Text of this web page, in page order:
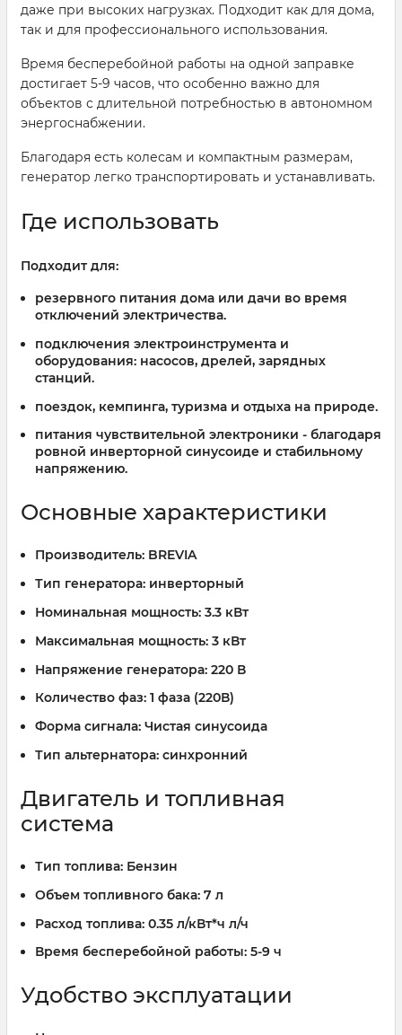
даже при высоких нагрузках. Подходит как для дома,
так и для профессионального использования.
Время бесперебойной работы на одной заправке
достигает 5-9 часов, что особенно важно для
объектов с длительной потребностью в автономном
энергоснабжении.
Благодаря есть колесам и компактным размерам,
генератор легко транспортировать и устанавливать.
Где использовать
Подходит для:
резервного питания дома или дачи во время
отключений электричества.
подключения электроинструмента и
оборудования: насосов, дрелей, зарядных
станций.
поездок, кемпинга, туризма и отдыха на природе.
питания чувствительной электроники - благодаря
ровной инверторной синусоиде и стабильному
напряжению.
Основные характеристики
Производитель: BREVIA
Тип генератора: инверторный
Номинальная мощность: 3.3 кВт
Максимальная мощность: 3 кВт
Напряжение генератора: 220 В
Количество фаз: 1 фаза (220В)
Форма сигнала: Чистая синусоида
Тип альтернатора: синхронний
Двигатель и топливная
система
Тип топлива: Бензин
Объем топливного бака: 7 л
Расход топлива: 0.35 л/кВт*ч л/ч
Время бесперебойной работы: 5-9 ч
Удобство эксплуатации